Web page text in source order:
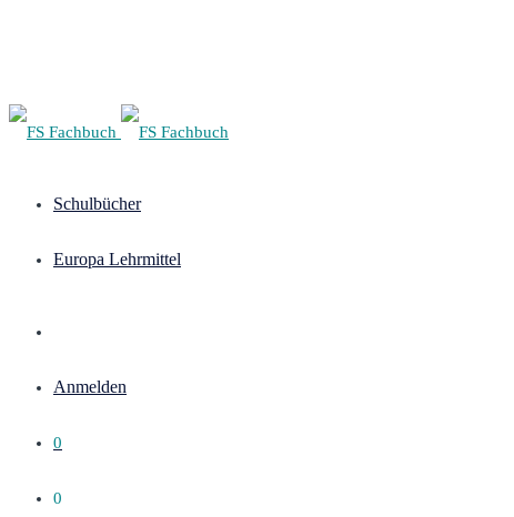
Schulbücher
Europa Lehrmittel
Anmelden
0
0